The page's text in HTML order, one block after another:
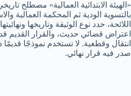
«الهيئة الابتدائية العمالية» مصطلح
بالتسوية الودية ثم المحكمة العمالية
اللائحة، حدد نوع الوثيقة وتاريخها
اعتراض قضائي حديث، والقرار
انتقال وقطعية. لا تستخدم نموذجًا قديمًا
صدر فيه قرار نهائي.